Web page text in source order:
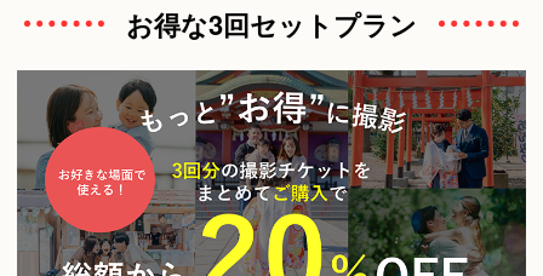
お得な3回セットプラン